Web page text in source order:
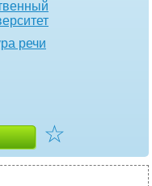
речи
☆